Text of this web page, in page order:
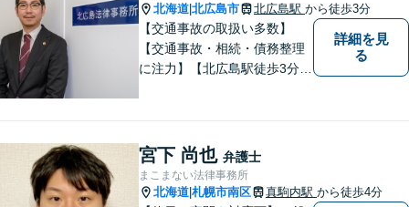
北海道 北広島市 北広島駅 から徒歩3分
【交通事故の取扱い多数】
【交通事故・相続・債務整理
に注力】【北広島駅徒歩3分】
続、交通事故、労働、企業法
務など、多岐に渡る分野に精
通しています。どうぞお気軽
詳細を見
る
宮下 尚也 弁護士
まこまない法律事務所
北海道 札幌市南区 真駒内駅 から徒歩4分